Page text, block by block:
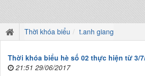
Thời khóa biểu t.anh giang
Thời khóa biểu hè số 02 thực hiện từ 3/
21:51 29/06/2017